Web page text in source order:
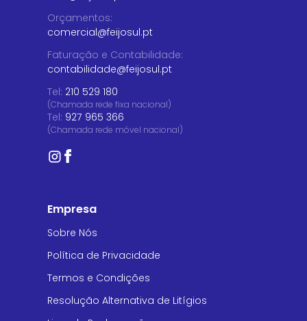
Orçamentos:
comercial@feijosul.pt
Faturação e Contabilidade:
contabilidade@feijosul.pt
Tel: 210 529 180
(Chamada rede fixa nacional)
Tel: 927 965 366
(Chamada rede móvel nacional)
Empresa
Sobre Nós
Política de Privacidade
Termos e Condições
Resolução Alternativa de Litígios